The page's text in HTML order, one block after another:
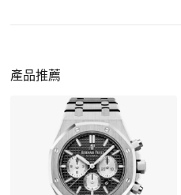
請先透過網站上的聯繫方式
們會先幫您確認版本與實際
二、確認款式與價格
客服會與您確認品牌、尺
有現貨會直接幫您預留；
合日常通勤與旅行佩
產品推薦